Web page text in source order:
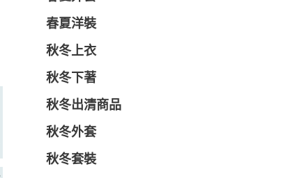
春夏洋裝
秋冬上衣
秋冬下著
秋冬出清商品
秋冬外套
秋冬套裝